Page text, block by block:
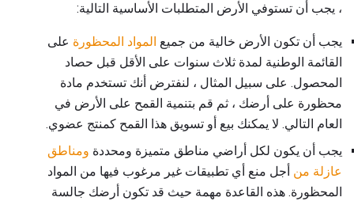
، يجب أن تستوفي الأرض المتطلبات الأساسية التالية:
يجب أن تكون الأرض خالية من جميع المواد المحظورة على
القائمة الوطنية لمدة ثلاث سنوات على الأقل قبل حصاد
المحصول. على سبيل المثال ، لنفترض أنك تستخدم مادة
محظورة على أرضك ، ثم قم بتنمية القمح على الأرض في
العام التالي. لا يمكنك بيع أو تسويق هذا القمح كمنتج عضوي.
يجب أن يكون لكل أراضي مناطق متميزة ومحددة ومناطق
عازلة من أجل منع أي تطبيقات غير مرغوب فيها من المواد
المحظورة. هذه القاعدة مهمة حيث قد تكون أرضك جالسة